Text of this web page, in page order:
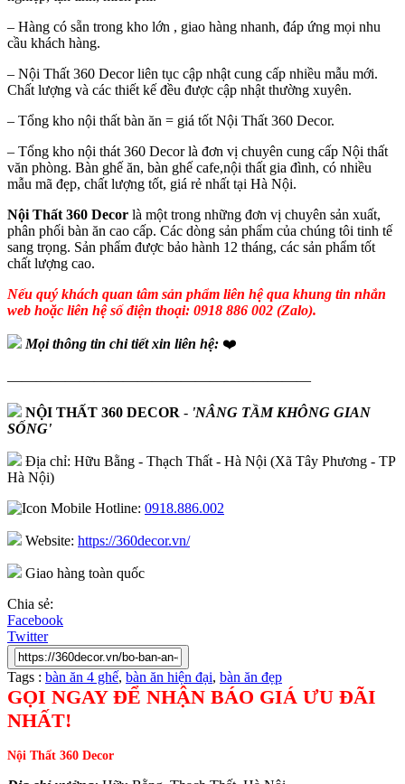
– Hàng có sẵn trong kho lớn , giao hàng nhanh, đáp ứng mọi nhu
cầu khách hàng.
– Nội Thất 360 Decor liên tục cập nhật cung cấp nhiều mẫu mới.
Chất lượng và các thiết kế đều được cập nhật thường xuyên.
– Tổng kho nội thất bàn ăn = giá tốt Nội Thất 360 Decor.
– Tổng kho nội thát 360 Decor là đơn vị chuyên cung cấp Nội thất
văn phòng. Bàn ghế ăn, bàn ghế cafe,nội thất gia đình, có nhiều
mẫu mã đẹp, chất lượng tốt, giá rẻ nhất tại Hà Nội.
Nội Thất 360 Decor là một trong những đơn vị chuyên sản xuất,
phân phối bàn ăn cao cấp. Các dòng sản phẩm của chúng tôi tinh tế
sang trọng. Sản phẩm được bảo hành 12 tháng, các sản phẩm tốt
chất lượng cao.
Nếu quý khách quan tâm sản phẩm liên hệ qua khung tin nhắn
web hoặc liên hệ số điện thoại: 0918 886 002 (Zalo).
Mọi thông tin chi tiết xin liên hệ: ❤️
—————————————————————
NỘI THẤT 360 DECOR - 'NÂNG TẦM KHÔNG GIAN
SỐNG'
Địa chỉ: Hữu Bằng - Thạch Thất - Hà Nội (Xã Tây Phương - TP
Hà Nội)
Hotline: 0918.886.002
Website: https://360decor.vn/
Giao hàng toàn quốc
Chia sẻ:
Facebook
Twitter
Tags : bàn ăn 4 ghế, bàn ăn hiện đại, bàn ăn đẹp
GỌI NGAY ĐỂ NHẬN BÁO GIÁ ƯU ĐÃI
NHẤT!
Nội Thất 360 Decor